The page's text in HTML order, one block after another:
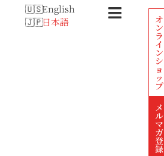
English
日本語
オ
ン
ラ
イ
ン
シ
ョ
ッ
プ
メ
ル
マ
ガ
登
録